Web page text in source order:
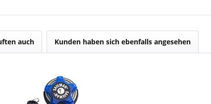
auch Kunden haben sich ebenfalls angesehen